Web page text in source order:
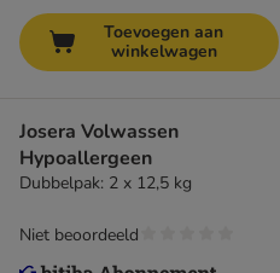
Toevoegen aan
winkelwagen
Josera Volwassen
Hypoallergeen
Dubbelpak: 2 x 12,5 kg
Niet beoordeeld